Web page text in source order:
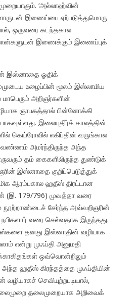
‘அல்லாஹ்வின்
இணைப்பை ஏற்படுத்துமொரு
ஒருவரை கடந்தகால
இணைக்கும் இணைப்புக்
இஸ்னாதை ஓதிக்
உழைப்பின் மூலம் இஸ்லாமிய
மாபெரும் அறிஞர்களின்
ஞாபகத்தால் பின்னோக்கி
இலையுதிர்க் காலத்தின்
கெய்ரோவில் எகிப்தின் வருங்கால
வண்ணம் அமர்ந்திருந்த அந்த
தம் கைகளிலிருந்த துண்டுக்
இஸ்னாதை குறிப்பெடுத்துக்
ஆரம்பகால ஹதீஸ் திரட்டான
(இ. 179/796) முவத்தா வரை
நூற்றாண்டைச் சேர்ந்த அவ்வறிஞரின்
வரை செல்வதாக இருந்தது.
தனது இஸ்னாதின் வழியாக
என்று முஃப்தி அனுமதி
ஒவ்வொன்றிலும்
அந்த ஹதீஸ் கிரந்தத்தை முஃப்தியின்
வழியாகச் செவியுற்றபடியால்,
தலைமுறையாக அறிவைக்